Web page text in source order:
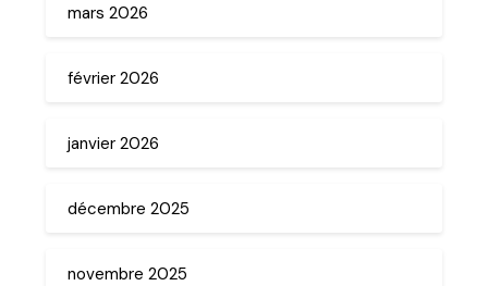
mars 2026
février 2026
janvier 2026
décembre 2025
novembre 2025